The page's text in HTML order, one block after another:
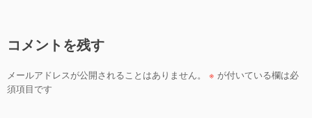
ゲ
ー
シ
コメントを残す
メールアドレスが公開されることはありません。 ※ が付いている欄は必
須項目です